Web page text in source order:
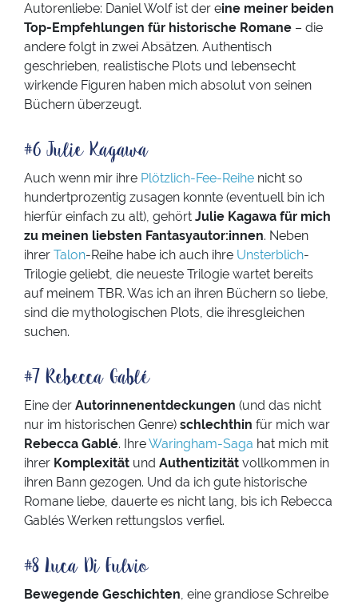
Autorenliebe: Daniel Wolf ist der eine meiner beiden
Top-Empfehlungen für historische Romane – die
andere folgt in zwei Absätzen. Authentisch
geschrieben, realistische Plots und lebensecht
wirkende Figuren haben mich absolut von seinen
Büchern überzeugt.
#6 Julie Kagawa
Auch wenn mir ihre Plötzlich-Fee-Reihe nicht so
hundertprozentig zusagen konnte (eventuell bin ich
hierfür einfach zu alt), gehört Julie Kagawa für mich
zu meinen liebsten Fantasyautor:innen. Neben
ihrer Talon-Reihe habe ich auch ihre Unsterblich-
Trilogie geliebt, die neueste Trilogie wartet bereits
auf meinem TBR. Was ich an ihren Büchern so liebe,
sind die mythologischen Plots, die ihresgleichen
suchen.
#7 Rebecca Gablé
Eine der Autorinnenentdeckungen (und das nicht
nur im historischen Genre) schlechthin für mich war
Rebecca Gablé. IhreWaringham-Saga hat mich mit
ihrer Komplexität und Authentizität vollkommen in
ihren Bann gezogen. Und da ich gute historische
Romane liebe, dauerte es nicht lang, bis ich Rebecca
Gablés Werken rettungslos verfiel.
#8 Luca Di Fulvio
Bewegende Geschichten, eine grandiose Schreibe